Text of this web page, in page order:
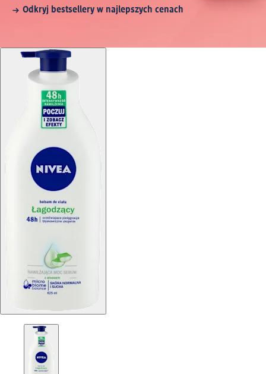
Odkryj bestsellery w najlepszych cenach